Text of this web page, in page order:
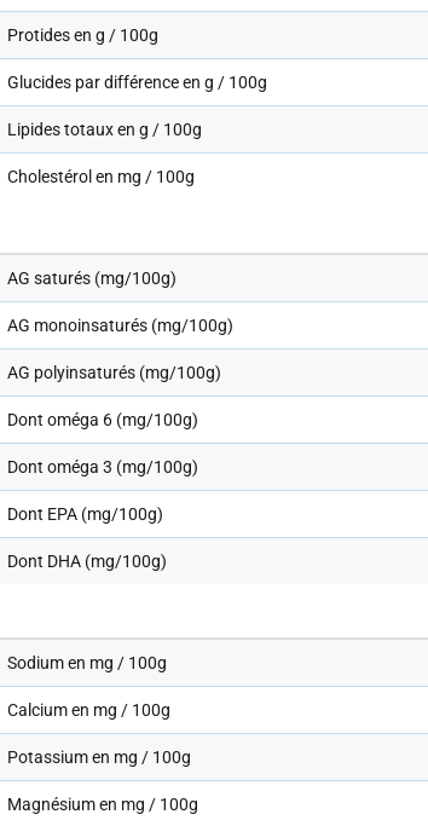
Protides en g / 100g
Glucides par différence en g / 100g
Lipides totaux en g / 100g
Cholestérol en mg / 100g
AG saturés (mg/100g)
AG monoinsaturés (mg/100g)
AG polyinsaturés (mg/100g)
Dont oméga 6 (mg/100g)
Dont oméga 3 (mg/100g)
Dont EPA (mg/100g)
Dont DHA (mg/100g)
Sodium en mg / 100g
Calcium en mg / 100g
Potassium en mg / 100g
Magnésium en mg / 100g